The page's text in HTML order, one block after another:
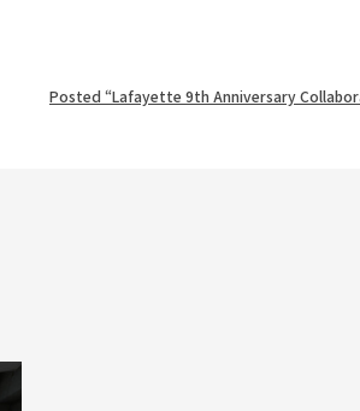
Posted “Lafayette 9th Anniversary